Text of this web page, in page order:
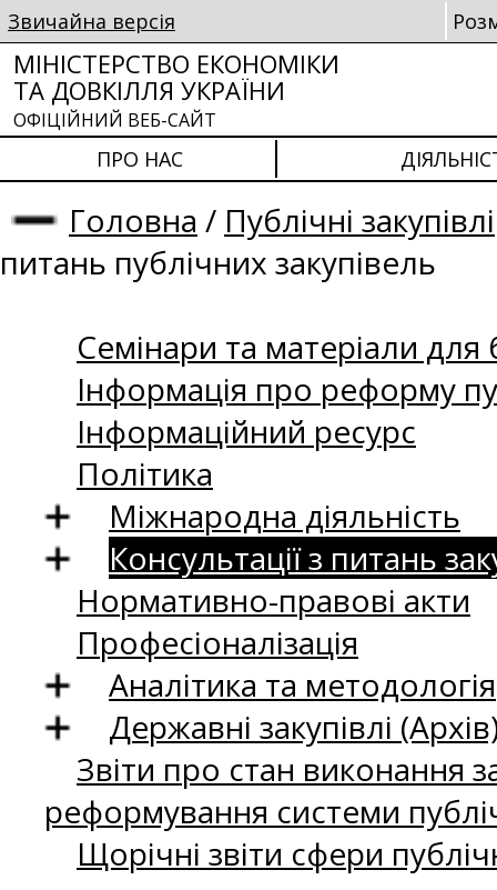
Звичайна версія
МІНІСТЕРСТВО ЕКОНОМІКИ
ТА ДОВКІЛЛЯ УКРАЇНИ
ОФІЦІЙНИЙ ВЕБ-САЙТ
ПРО НАС
Головна / Публічні закупівлі
питань публічних закупівель
Семінари та матеріали для
Інформація про реформу
Інформаційний ресурс
Політика
Міжнародна діяльність
Консультації з питань
Нормативно-правові акти
Професіоналізація
Аналітика та методологія
Державні закупівлі
Звіти про стан виконання
реформування системи
Щорічні звіти сфери